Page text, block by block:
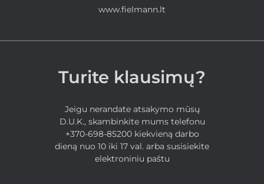
www.fielmann.lt
Turite klausimų?
Jeigu nerandate atsakymo mūsų
D.U.K., skambinkite mums telefonu
+370-698-85200 kiekvieną darbo
dieną nuo 10 iki 17 val. arba susisiekite
elektroniniu paštu